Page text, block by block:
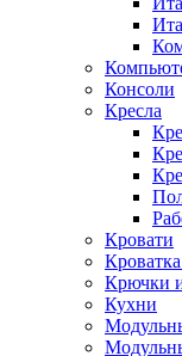
Консоли
Кресла
Кровати
Крючки
Кухни